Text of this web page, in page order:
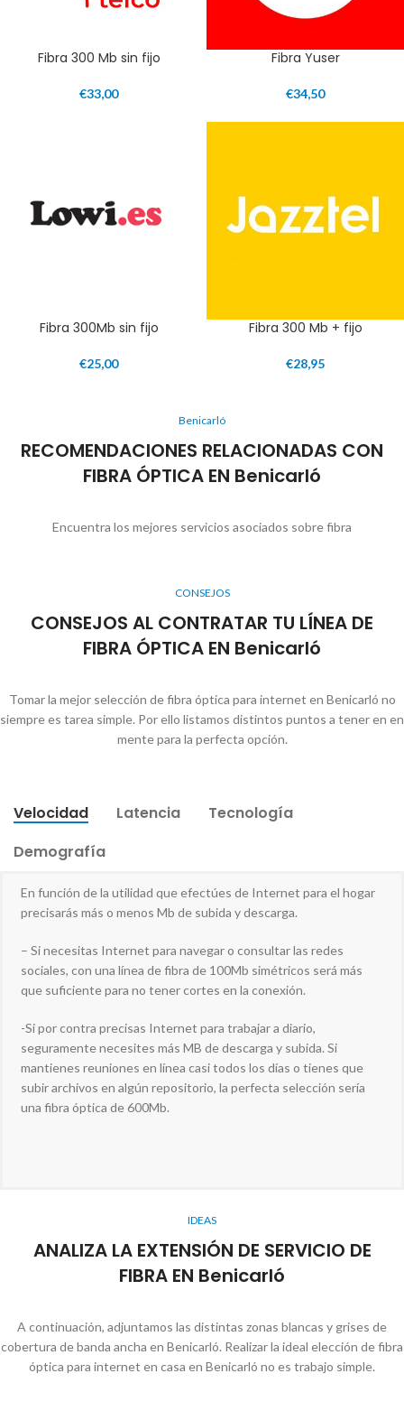
Fibra 300 Mb sin fijo
€33,00
Fibra Yuser
€34,50
Fibra 300Mb sin fijo
€25,00
Fibra 300 Mb + fijo
€28,95
Benicarló
RECOMENDACIONES RELACIONADAS CON
FIBRA ÓPTICA EN Benicarló
Encuentra los mejores servicios asociados sobre fibra
CONSEJOS
CONSEJOS AL CONTRATAR TU LÍNEA DE
FIBRA ÓPTICA EN Benicarló
Tomar la mejor selección de fibra óptica para internet en Benicarló no
siempre es tarea simple. Por ello listamos distintos puntos a tener en en
mente para la perfecta opción.
Velocidad Latencia
Tecnología
Demografía
En función de la utilidad que efectúes de Internet para el hogar
precisarás más o menos Mb de subida y descarga.
– Si necesitas Internet para navegar o consultar las redes
sociales, con una línea de fibra de 100Mb simétricos será más
que suficiente para no tener cortes en la conexión.
-Si por contra precisas Internet para trabajar a diario,
seguramente necesites más MB de descarga y subida. Si
mantienes reuniones en línea casi todos los días o tienes que
subir archivos en algún repositorio, la perfecta selección sería
una fibra óptica de 600Mb.
IDEAS
ANALIZA LA EXTENSIÓN DE SERVICIO DE
FIBRA EN Benicarló
A continuación, adjuntamos las distintas zonas blancas y grises de
cobertura de banda ancha en Benicarló. Realizar la ideal elección de fibra
óptica para internet en casa en Benicarló no es trabajo simple.